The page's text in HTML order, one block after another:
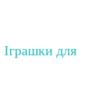
Іграшки для